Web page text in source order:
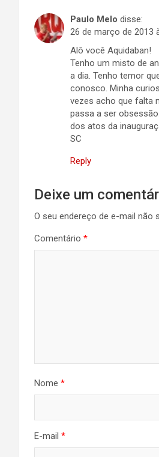
Paulo Melo disse:
26 de março de 2013
Alô você Aquidaban!
Tenho um misto de
a dia. Tenho temor
conosco. Minha
vezes acho que falta
passa a ser
dos atos da
SC
Reply
Deixe um
O seu endereço de e-mail não
Comentário *
Nome *
E-mail *